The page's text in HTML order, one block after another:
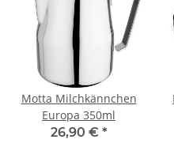
Motta Milchkännchen
Europa 350ml
26,90 € *